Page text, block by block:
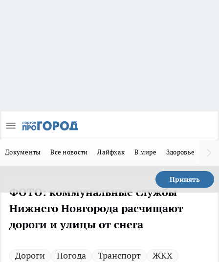
Документы Все новости Лайфхак В мире Здоровье
Принять
ФОТО: коммунальные службы
Нижнего Новгорода расчищают
дороги и улицы от снега
Дороги Погода Транспорт ЖКХ